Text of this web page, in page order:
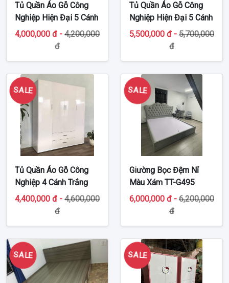
Tủ Quần Áo Gỗ Công
Nghiệp Hiện Đại 5 Cánh
TT-MDF47
4,000,000 đ - 4,200,000
đ
Tủ Quần Áo Gỗ Công
Nghiệp Hiện Đại 5 Cánh
TT-G39
5,500,000 đ - 5,700,000
đ
SALE
Tủ Quần Áo Gỗ Công
Nghiệp 4 Cánh Trắng
TT-MDF498
4,400,000 đ - 4,600,000
đ
SALE
Giường Bọc Đệm Nỉ
Màu Xám TT-G495
6,000,000 đ - 6,200,000
đ
SALE SALE